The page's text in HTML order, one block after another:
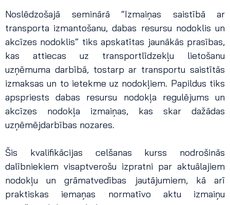
Noslēdzošajā seminārā “Izmaiņas saistībā ar
transporta izmantošanu, dabas resursu nodoklis un
akcīzes nodoklis” tiks apskatītas jaunākās prasības,
kas attiecas uz transportlīdzekļu lietošanu
uzņēmuma darbībā, tostarp ar transportu saistītās
izmaksas un to ietekme uz nodokļiem. Papildus tiks
apspriests dabas resursu nodokļa regulējums un
akcīzes nodokļa izmaiņas, kas skar dažādas
uzņēmējdarbības nozares.
Šis kvalifikācijas celšanas kurss nodrošinās
dalībniekiem visaptverošu izpratni par aktuālajiem
nodokļu un grāmatvedības jautājumiem, kā arī
praktiskas iemaņas normatīvo aktu izmaiņu